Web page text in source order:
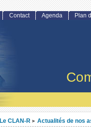
Le CLAN-R > Actualités de nos
Contact Agenda Plan